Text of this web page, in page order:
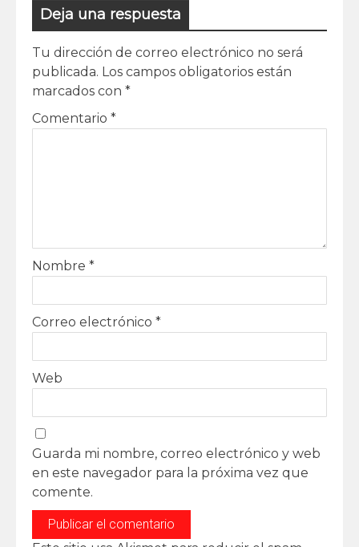
Deja una respuesta
Tu dirección de correo electrónico no será
publicada. Los campos obligatorios están
marcados con *
Comentario *
Nombre *
Correo electrónico *
Web
Guarda mi nombre, correo electrónico y web
en este navegador para la próxima vez que
comente.